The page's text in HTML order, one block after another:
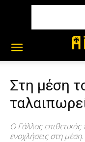
Στη μέση
Ο Γάλλος επιθετικός
ενοχλήσεις στη μέση.